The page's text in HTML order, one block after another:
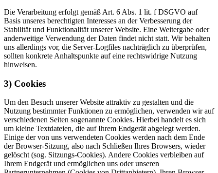
Die Verarbeitung erfolgt gemäß Art. 6 Abs. 1 lit. f DSGVO auf
Basis unseres berechtigten Interesses an der Verbesserung der
Stabilität und Funktionalität unserer Website. Eine Weitergabe oder
anderweitige Verwendung der Daten findet nicht statt. Wir behalten
uns allerdings vor, die Server-Logfiles nachträglich zu überprüfen,
sollten konkrete Anhaltspunkte auf eine rechtswidrige Nutzung
hinweisen.
3) Cookies
Um den Besuch unserer Website attraktiv zu gestalten und die
Nutzung bestimmter Funktionen zu ermöglichen, verwenden wir auf
verschiedenen Seiten sogenannte Cookies. Hierbei handelt es sich
um kleine Textdateien, die auf Ihrem Endgerät abgelegt werden.
Einige der von uns verwendeten Cookies werden nach dem Ende
der Browser-Sitzung, also nach Schließen Ihres Browsers, wieder
gelöscht (sog. Sitzungs-Cookies). Andere Cookies verbleiben auf
Ihrem Endgerät und ermöglichen uns oder unseren